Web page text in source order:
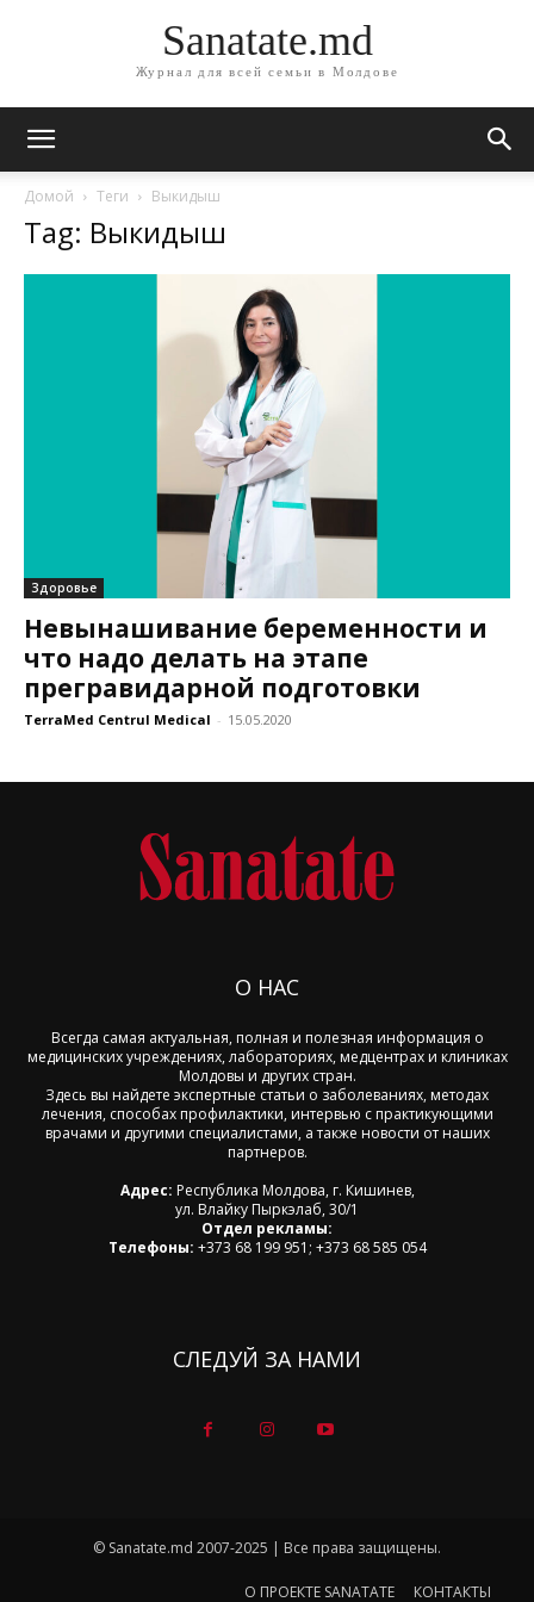
Sanatate.md
Журнал для всей семьи в Молдове
Домой Теги Выкидыш
Tag: Выкидыш
Здоровье
Невынашивание беременности и
что надо делать на этапе
прегравидарной подготовки
TerraMed Centrul Medical - 15.05.2020
О НАС
Всегда самая актуальная, полная и полезная информация о
медицинских учреждениях, лабораториях, медцентрах и клиниках
Молдовы и других стран.
Здесь вы найдете экспертные статьи о заболеваниях, методах
лечения, способах профилактики, интервью с практикующими
врачами и другими специалистами, а также новости от наших
партнеров.
Адрес: Республика Молдова, г. Кишинев,
ул. Влайку Пыркэлаб, 30/1
Отдел рекламы:
Телефоны: +373 68 199 951; +373 68 585 054
СЛЕДУЙ ЗА НАМИ
© Sanatate.md 2007-2025 | Все права защищены.
О ПРОЕКТЕ SANATATE КОНТАКТЫ